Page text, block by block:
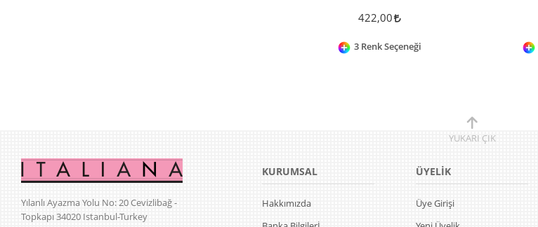
422,00
3 Renk Seçeneği
YUKARI ÇIK
Yılanlı Ayazma Yolu No: 20 Cevizlibağ -
Topkapı 34020 Istanbul-Turkey
KURUMSAL
Hakkımızda
ÜYELİK
Üye Girişi